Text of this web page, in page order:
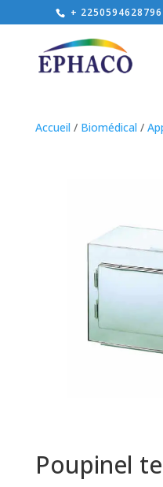
+ 2250594628796
Accueil / Biomédical /
Poupinel